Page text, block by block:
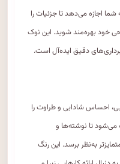
اجازه می‌دهد تا جزئیات را
خود بهره‌مند شوید. این نوک
دقیق ایده‌آل است.
احساس شادابی و طراوت را
تا نوشته‌ها و
به‌نظر برسد. این رنگ